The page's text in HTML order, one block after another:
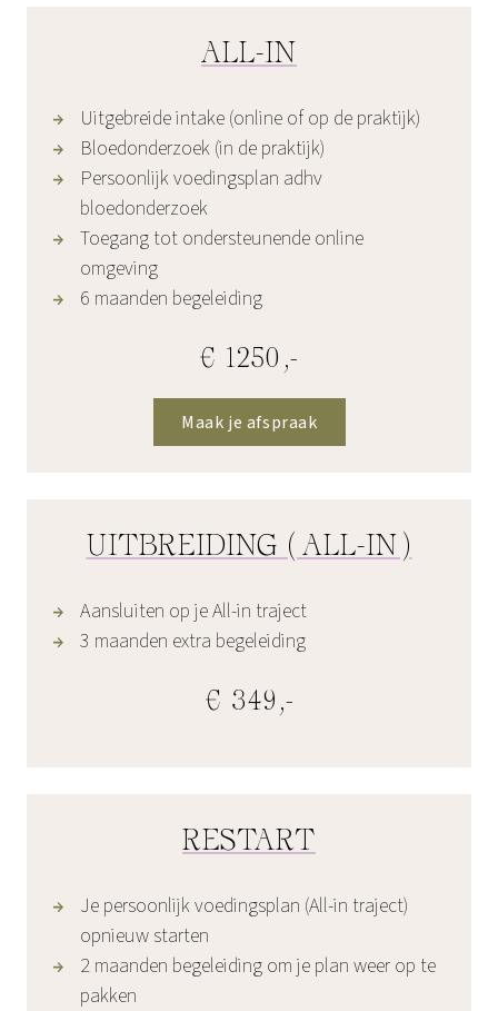
ALL-IN
Uitgebreide intake (online of op de praktijk)
Bloedonderzoek (in de praktijk)
Persoonlijk voedingsplan adhv
bloedonderzoek
Toegang tot ondersteunende online
omgeving
6 maanden begeleiding
€ 1250,-
Maak je afspraak
UITBREIDING (ALL-IN)
Aansluiten op je All-in traject
3 maanden extra begeleiding
€ 349,-
RESTART
Je persoonlijk voedingsplan (All-in traject)
opnieuw starten
2 maanden begeleiding om je plan weer op te
pakken